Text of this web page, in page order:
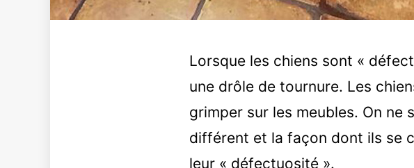
Lorsque les chiens sont «
une drôle de tournure. Les
grimper sur les meubles. On ne
différent et la façon dont ils se
leur « défectuosité ».